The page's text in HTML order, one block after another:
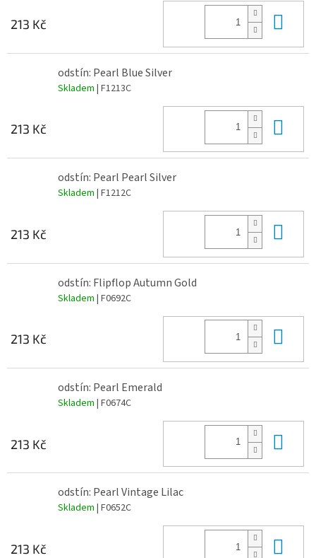
213 Kč
odstín: Pearl Blue Silver
Skladem | F1213C
213 Kč
odstín: Pearl Pearl Silver
Skladem | F1212C
213 Kč
odstín: Flipflop Autumn Gold
Skladem | F0692C
213 Kč
odstín: Pearl Emerald
Skladem | F0674C
213 Kč
odstín: Pearl Vintage Lilac
Skladem | F0652C
213 Kč